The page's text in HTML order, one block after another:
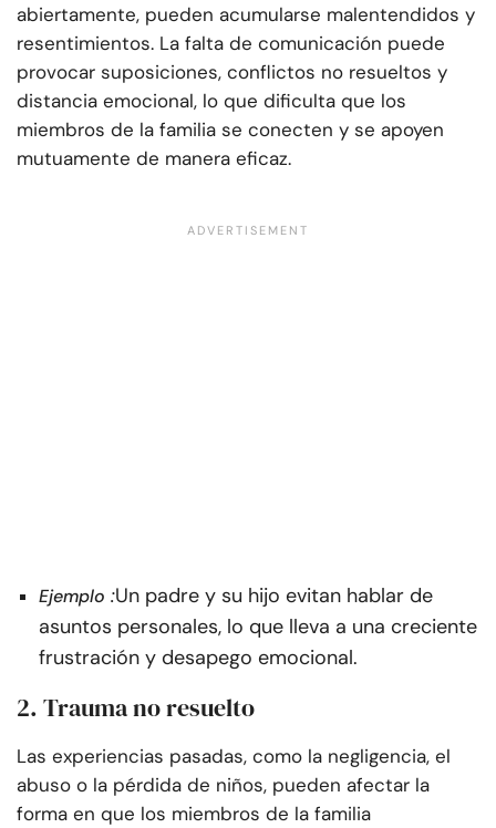
abiertamente, pueden acumularse malentendidos y
resentimientos. La falta de comunicación puede
provocar suposiciones, conflictos no resueltos y
distancia emocional, lo que dificulta que los
miembros de la familia se conecten y se apoyen
mutuamente de manera eficaz.
Ejemplo :Un padre y su hijo evitan hablar de
asuntos personales, lo que lleva a una creciente
frustración y desapego emocional.
2. Trauma no resuelto
Las experiencias pasadas, como la negligencia, el
abuso o la pérdida de niños, pueden afectar la
forma en que los miembros de la familia